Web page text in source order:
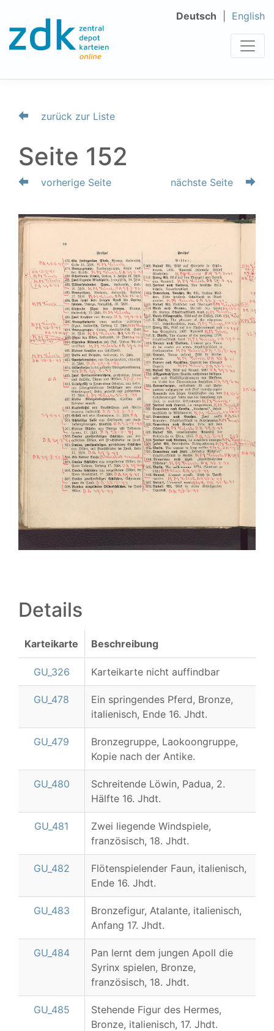
Deutsch English
zurück zur Liste
Seite 152
vorherige Seite nächste Seite
Details
Karteikarte Beschreibung
GU_326 Karteikarte nicht auffindbar
GU_478
Ein springendes Pferd, Bronze,
italienisch, Ende 16. Jhdt.
GU_479
Bronzegruppe, Laokoongruppe,
Kopie nach der Antike.
GU_480
Schreitende Löwin, Padua, 2.
Hälfte 16. Jhdt.
GU_481
Zwei liegende Windspiele,
französisch, 18. Jhdt.
GU_482
Flötenspielender Faun, italienisch,
Ende 16. Jhdt.
GU_483
Bronzefigur, Atalante, italienisch,
Anfang 17. Jhdt.
GU_484
Pan lernt dem jungen Apoll die
Syrinx spielen, Bronze,
französisch, 18. Jhdt.
GU_485
Stehende Figur des Hermes,
Bronze, italienisch, 17. Jhdt.